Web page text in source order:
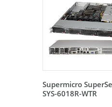
Supermicro
SYS-6018R-WTR